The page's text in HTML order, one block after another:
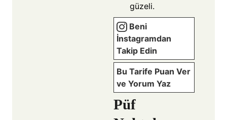
güzeli.
Beni
İnstagramdan
Takip Edin
Bu Tarife Puan Ver
ve Yorum Yaz
Püf